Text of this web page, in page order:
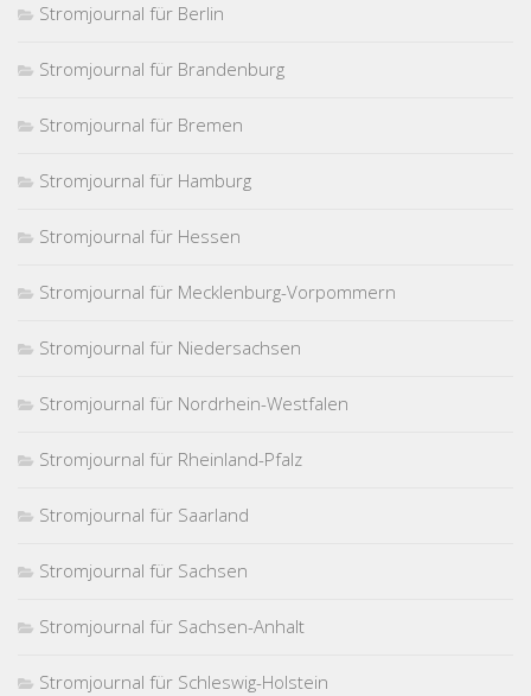
Stromjournal für Berlin
Stromjournal für Brandenburg
Stromjournal für Bremen
Stromjournal für Hamburg
Stromjournal für Hessen
Stromjournal für Mecklenburg-Vorpommern
Stromjournal für Niedersachsen
Stromjournal für Nordrhein-Westfalen
Stromjournal für Rheinland-Pfalz
Stromjournal für Saarland
Stromjournal für Sachsen
Stromjournal für Sachsen-Anhalt
Stromjournal für Schleswig-Holstein